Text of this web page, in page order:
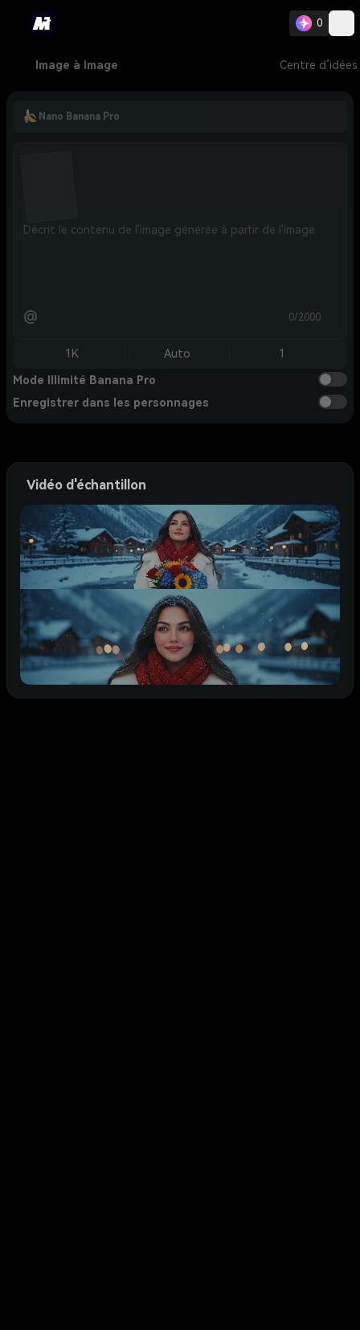
0
Image à image Centre d’idées
Nano Banana Pro
@ 0/2000
1K Auto 1
Mode Illimité Banana Pro
Enregistrer dans les personnages
Vidéo d'échantillon